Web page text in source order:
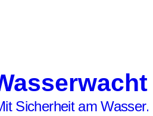
Sicherheit am Wasser.